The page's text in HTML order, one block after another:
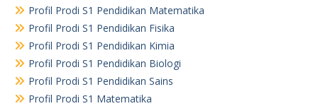
Profil Prodi S1 Pendidikan Matematika
Profil Prodi S1 Pendidikan Fisika
Profil Prodi S1 Pendidikan Kimia
Profil Prodi S1 Pendidikan Biologi
Profil Prodi S1 Pendidikan Sains
Profil Prodi S1 Matematika